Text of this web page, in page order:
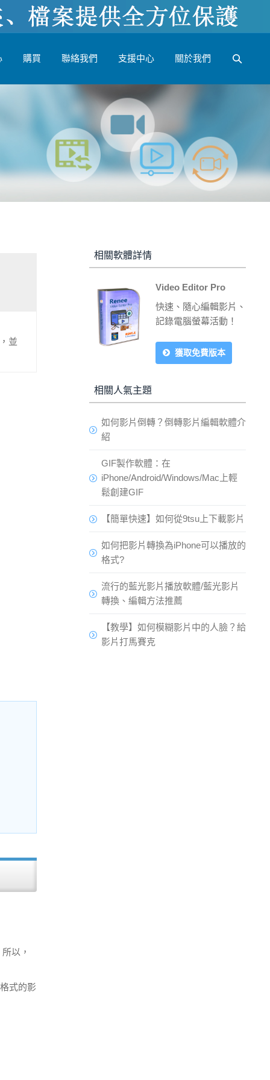
購買 聯絡我們 支援中心 關於我們
並
以，
式的影
相關軟體詳情
Video Editor Pro
快速、隨心編輯影片、
記錄電腦螢幕活動！
獲取免費版本
相關人氣主題
如何影片倒轉？倒轉影片編輯軟體介
紹
GIF製作軟體：在
iPhone/Android/Windows/Mac上輕
鬆創建GIF
【簡單快速】如何從9tsu上下載影片
如何把影片轉換為iPhone可以播放的
格式?
流行的藍光影片播放軟體/藍光影片
轉換、編輯方法推薦
【教學】如何模糊影片中的人臉？給
影片打馬賽克